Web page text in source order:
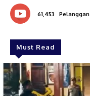
61,453 Pelanggan
Must Read